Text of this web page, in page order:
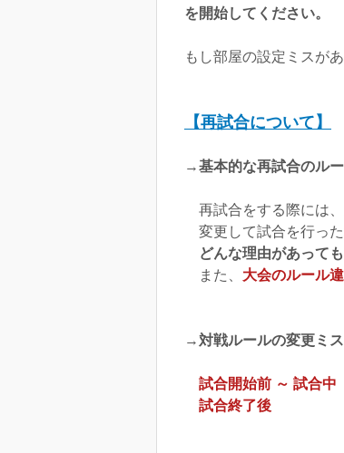
を開始してください。
もし部屋の設定ミスが
【再試合について】
→基本的な再試合のル
再試合をする際には、
変更して試合を行った
どんな理由があっても
また、 大会のルール
→対戦ルールの変更ミ
試合開始前 ～ 試合中
試合終了後